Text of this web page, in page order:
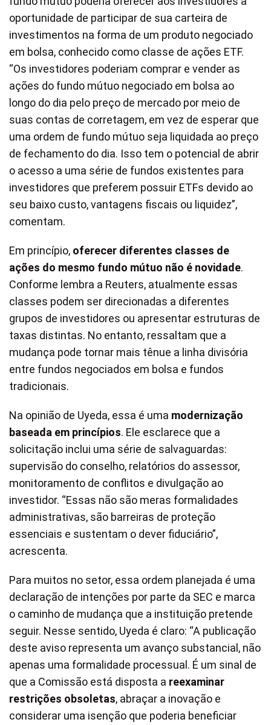
oportunidade de participar de sua carteira de
investimentos na forma de um produto negociado
em bolsa, conhecido como classe de ações ETF.
“Os investidores poderiam comprar e vender as
ações do fundo mútuo negociado em bolsa ao
longo do dia pelo preço de mercado por meio de
suas contas de corretagem, em vez de esperar que
uma ordem de fundo mútuo seja liquidada ao preço
de fechamento do dia. Isso tem o potencial de abrir
o acesso a uma série de fundos existentes para
investidores que preferem possuir ETFs devido ao
seu baixo custo, vantagens fiscais ou liquidez”,
comentam.
Em princípio, oferecer diferentes classes de
ações do mesmo fundo mútuo não é novidade.
Conforme lembra a Reuters, atualmente essas
classes podem ser direcionadas a diferentes
grupos de investidores ou apresentar estruturas de
taxas distintas. No entanto, ressaltam que a
mudança pode tornar mais tênue a linha divisória
entre fundos negociados em bolsa e fundos
tradicionais.
Na opinião de Uyeda, essa é uma modernização
baseada em princípios. Ele esclarece que a
solicitação inclui uma série de salvaguardas:
supervisão do conselho, relatórios do assessor,
monitoramento de conflitos e divulgação ao
investidor. “Essas não são meras formalidades
administrativas, são barreiras de proteção
essenciais e sustentam o dever fiduciário”,
acrescenta.
Para muitos no setor, essa ordem planejada é uma
declaração de intenções por parte da SEC e marca
o caminho de mudança que a instituição pretende
seguir. Nesse sentido, Uyeda é claro: “A publicação
deste aviso representa um avanço substancial, não
apenas uma formalidade processual. É um sinal de
que a Comissão está disposta a reexaminar
restrições obsoletas, abraçar a inovação e
considerar uma isenção que poderia beneficiar